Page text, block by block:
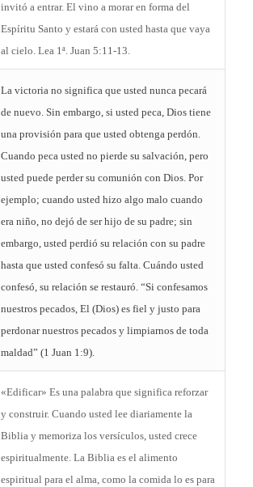
invitó a entrar. El vino a morar en forma del
Espíritu Santo y estará con usted hasta que vaya
al cielo. Lea 1ª. Juan 5:11-13.
La victoria no significa que usted nunca pecará
de nuevo. Sin embargo, si usted peca, Dios tiene
una provisión para que usted obtenga perdón.
Cuando peca usted no pierde su salvación, pero
usted puede perder su comunión con Dios. Por
ejemplo; cuando usted hizo algo malo cuando
era niño, no dejó de ser hijo de su padre; sin
embargo, usted perdió su relación con su padre
hasta que usted confesó su falta. Cuándo usted
confesó, su relación se restauró. “Si confesamos
nuestros pecados, El (Dios) es fiel y justo para
perdonar nuestros pecados y limpiarnos de toda
maldad” (1 Juan 1:9).
«Edificar» Es una palabra que significa reforzar
y construir. Cuando usted lee diariamente la
Biblia y memoriza los versículos, usted crece
espiritualmente. La Biblia es el alimento
espiritual para el alma, como la comida lo es para